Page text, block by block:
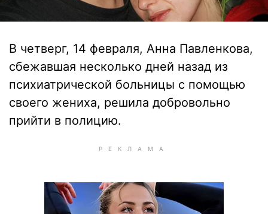
В четверг, 14 февраля, Анна Павленкова,
сбежавшая несколько дней назад из
психиатрической больницы с помощью
своего жениха, решила добровольно
прийти в полицию.